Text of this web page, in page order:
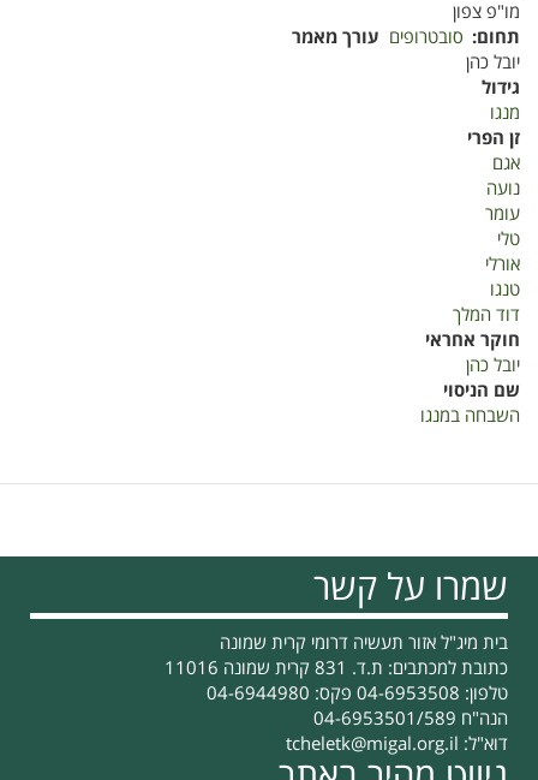
מו"פ צפון
תחום סובטרופים עורך מאמר
יובל כהן
גידול
מנגו
זן הפרי
אגם
נועה
עומר
טלי
אורלי
טנגו
דוד המלך
חוקר אחראי
יובל כהן
שם הניסוי
השבחה במנגו
שמרו על קשר
בית מיג"ל אזור תעשיה דרומי קרית שמונה
כתובת למכתבים: ת.ד. 831 קרית שמונה 11016
טלפון: 04-6953508 פקס: 04-6944980
הנה"ח 04-6953501/589
דוא"ל: tcheletk@migal.org.il